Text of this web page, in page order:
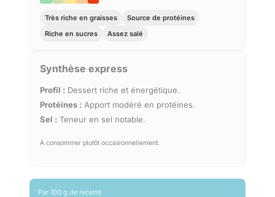
Très riche en graisses
Source de protéines
Riche en sucres
Assez salé
Synthèse express
Profil : Dessert riche et énergétique.
Protéines : Apport modéré en protéines.
Sel : Teneur en sel notable.
À consommer plutôt occasionnellement.
Par 100 g de recette